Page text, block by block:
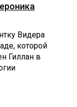
Видера
которой
Гиллан в